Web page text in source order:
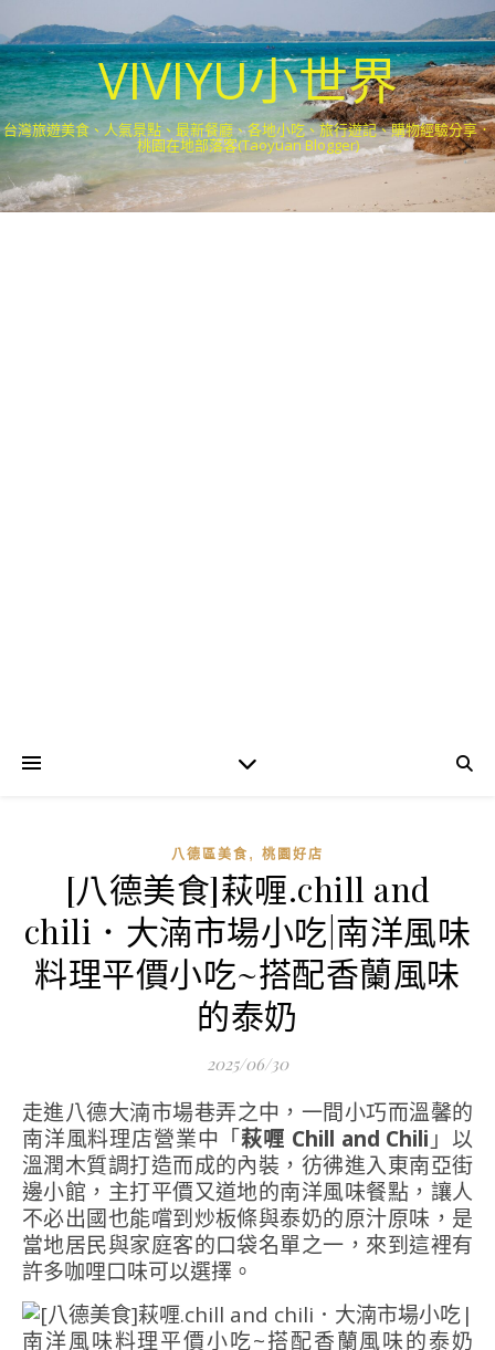
VIVIYU小世界
台灣旅遊美食、人氣景點、最新餐廳、各地小吃、旅行遊記、購物經驗分享．
桃園在地部落客(Taoyuan Blogger)
八德區美食 , 桃園好店
[八德美食]萩喱.chill and
chili．大湳市場小吃|南洋風味
料理平價小吃~搭配香蘭風味
的泰奶
2025/06/30
走進八德大湳市場巷弄之中，一間小巧而溫馨的
南洋風料理店營業中「萩喱 Chill and Chili 」以
溫潤木質調打造而成的內裝，彷彿進入東南亞街
邊小館，主打平價又道地的南洋風味餐點，讓人
不必出國也能嚐到炒板條與泰奶的原汁原味，是
當地居民與家庭客的口袋名單之一，來到這裡有
許多咖哩口味可以選擇。